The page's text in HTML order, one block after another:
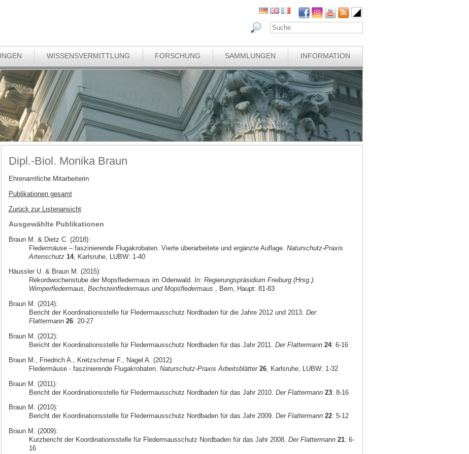
WISSENSVERMITTLUNG FORSCHUNG SAMMLUNGEN INFORMATION
Dipl.-Biol. Monika Braun
Ehrenamtliche Mitarbeiterin
Publikationen gesamt
Zurück zur Listenansicht
Ausgewählte Publikationen
Braun M. & Dietz C. (2018):
Fledermäuse – faszinierende Flugakrobaten. Vierte überarbeitete und ergänzte Auflage. Naturschutz-Praxis
Artenschutz 14, Karlsruhe, LUBW: 1-40
Häussler U. & Braun M. (2015):
Rekordwochenstube der Mopsfledermaus im Odenwald. In: Regierungspräsidium Freiburg (Hrsg.):
Wimperfledermaus, Bechsteinfledermaus und Mopsfledermaus , Bern, Haupt: 81-83
Braun M. (2014):
Bericht der Koordinationsstelle für Fledermausschutz Nordbaden für die Jahre 2012 und 2013. Der
Flattermann 26: 20-27
Braun M. (2012):
Bericht der Koordinationsstelle für Fledermausschutz Nordbaden für das Jahr 2011. Der Flattermann 24: 6-16
Braun M., Friedrich A., Kretzschmar F., Nagel A. (2012):
Fledermäuse - faszinierende Flugakrobaten. Naturschutz-Praxis Arbeitsblätter 26, Karlsruhe, LUBW: 1-32
Braun M. (2011):
Bericht der Koordinationsstelle für Fledermausschutz Nordbaden für das Jahr 2010. Der Flattermann 23: 8-16
Braun M. (2010):
Bericht der Koordinationsstelle für Fledermausschutz Nordbaden für das Jahr 2009. Der Flattermann 22: 5-12
Braun M. (2009):
Kurzbericht der Koordinationsstelle für Fledermausschutz Nordbaden für das Jahr 2008. Der Flattermann 21: 6-
16